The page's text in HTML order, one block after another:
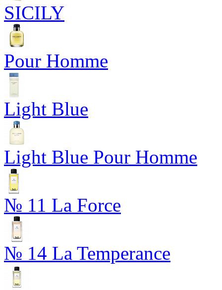
SICILY
Pour Homme
Light Blue
Light Blue Pour Homme
№ 11 La Force
№ 14 La Temperance